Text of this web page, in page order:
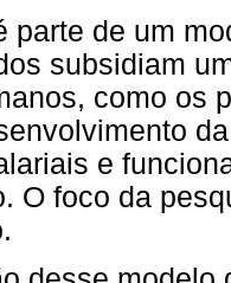
parte de um
subsidiam
como os
e
O foco da